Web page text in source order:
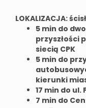
LOKALIZACJA:
5 min do
przyszłości
siecią CPK
5 min do
kierunki
17 min do
7 min do